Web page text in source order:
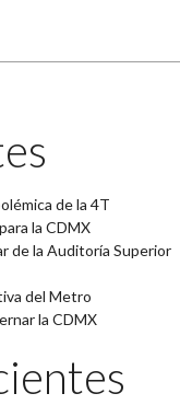
de la 4T
la CDMX
de la Auditoría Superior
del Metro
la CDMX